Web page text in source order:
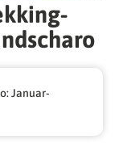
Januar-